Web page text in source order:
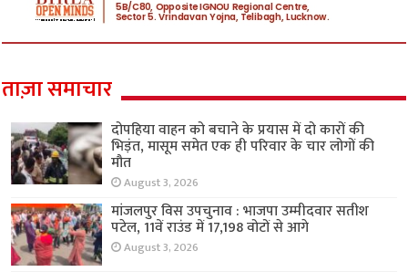
ताज़ा समाचार
दोपहिया वाहन को बचाने के प्रयास में दो कारों की
भिड़ंत, मासूम समेत एक ही परिवार के चार लोगों की
मौत
August 3, 2026
मांजलपुर विस उपचुनाव : भाजपा उम्मीदवार सतीश
पटेल, 11वें राउंड में 17,198 वोटों से आगे
August 3, 2026